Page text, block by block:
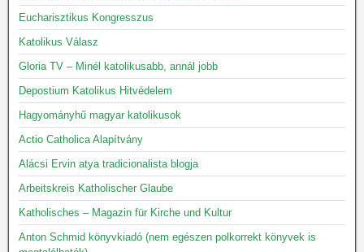
Eucharisztikus Kongresszus
Katolikus Válasz
Gloria TV – Minél katolikusabb, annál jobb
Depostium Katolikus Hitvédelem
Hagyományhű magyar katolikusok
Actio Catholica Alapítvány
Alácsi Ervin atya tradicionalista blogja
Arbeitskreis Katholischer Glaube
Katholisches – Magazin für Kirche und Kultur
Anton Schmid könyvkiadó (nem egészen polkorrekt könyvek is